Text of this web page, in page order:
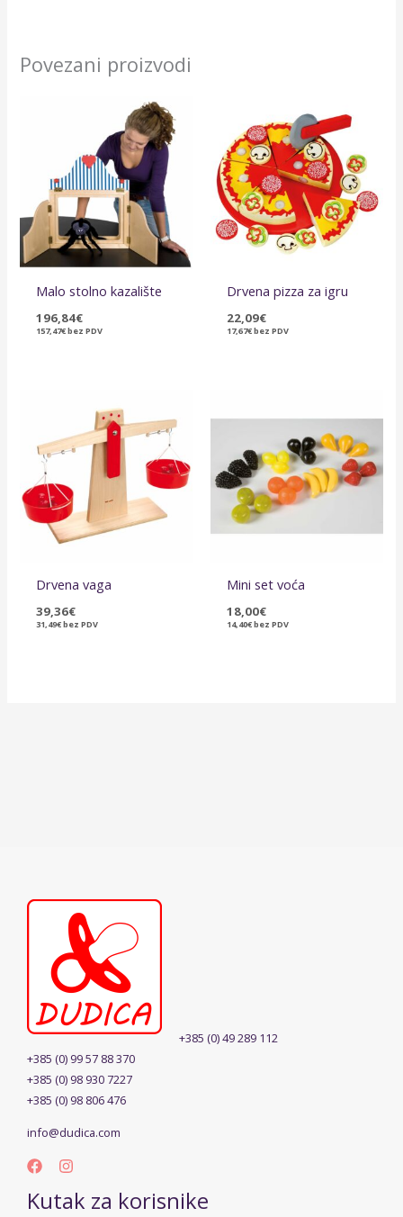
Povezani proizvodi
Malo stolno kazalište
196,84€
157,47€bez PDV
Drvena pizza za igru
22,09€
17,67€bez PDV
Drvena vaga
39,36€
31,49€bez PDV
Mini set voća
18,00€
14,40€bez PDV
+385 (0) 49 289 112
+385 (0) 99 57 88 370
+385 (0) 98 930 7227
+385 (0) 98 806 476
info@dudica.com
Kutak za korisnike